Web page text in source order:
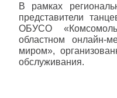
В рамках
представители
ОБУСО
областном онлайн-
миром»,
обслуживания.